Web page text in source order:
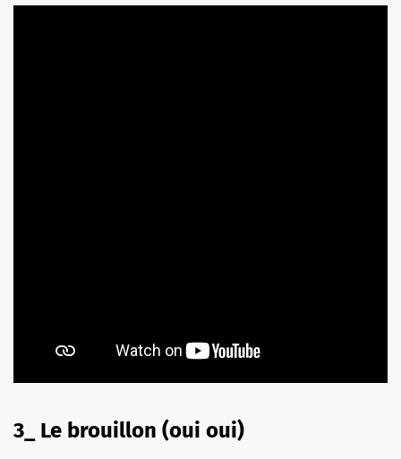
3_ Le brouillon (oui oui)